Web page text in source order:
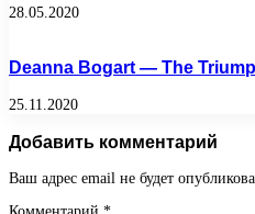
28.05.2020
Deanna Bogart — The
25.11.2020
Добавить комментарий
Ваш адрес email не будет